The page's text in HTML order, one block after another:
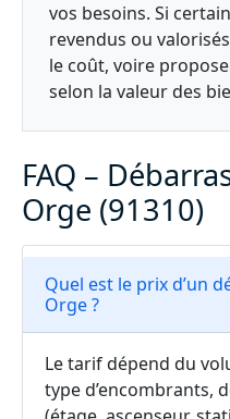
vos besoins. Si
revendus ou
le coût, voire
selon la valeur des
FAQ –
Orge (91310)
Quel est le prix d’un
Orge ?
Le tarif dépend du
type d’encombrants,